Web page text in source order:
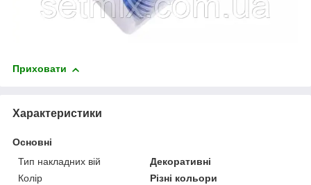
Приховати
Характеристики
Основні
Тип накладних вій
Декоративні
Колір
Різні кольори